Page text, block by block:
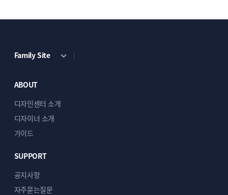
Family Site
ABOUT
디자인센터 소개
디자이너 소개
가이드
SUPPORT
공지사항
자주묻는질문